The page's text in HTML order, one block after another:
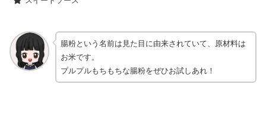
腸粉という名前は見た目に由来されていて、原材料は
お米です。
プルプルもちもちな腸粉をぜひお試しあれ！